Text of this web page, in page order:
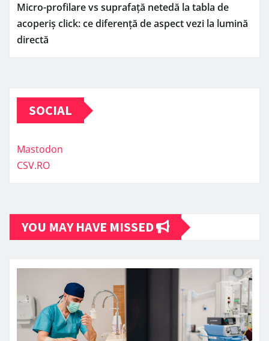
Micro-profilare vs suprafață netedă la tabla de
acoperiș click: ce diferență de aspect vezi la lumină
directă
SOCIAL
Mastodon
CSV.RO
YOU MAY HAVE MISSED